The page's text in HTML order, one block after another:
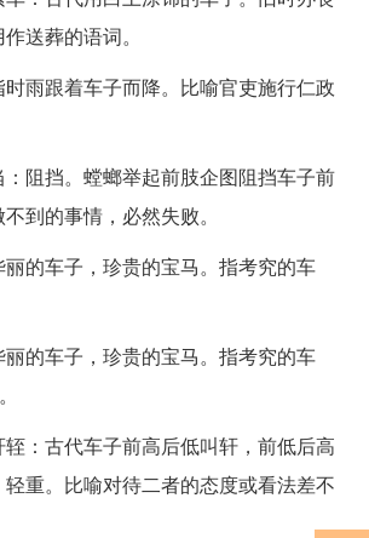
送葬的语词。
时雨跟着车子而降。比喻官吏施行仁政
：阻挡。螳螂举起前肢企图阻挡车子前
到的事情，必然失败。
丽的车子，珍贵的宝马。指考究的车
丽的车子，珍贵的宝马。指考究的车
轾：古代车子前高后低叫轩，前低后高
重。比喻对待二者的态度或看法差不